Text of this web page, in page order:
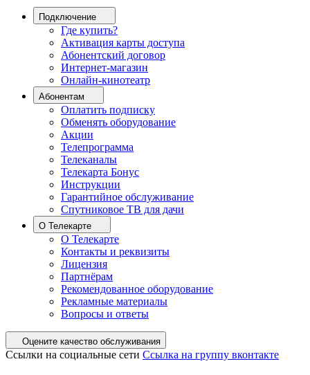
Подключение
Где купить?
Активация карты доступа
Абонентский договор
Интернет-магазин
Онлайн-кинотеатр
Абонентам
Оплатить подписку
Обменять оборудование
Акции
Телепрограмма
Телеканалы
Телекарта Бонус
Инструкции
Гарантийное обслуживание
Спутниковое ТВ для дачи
О Телекарте
О Телекарте
Контакты и реквизиты
Лицензия
Партнёрам
Рекомендованное оборудование
Рекламные материалы
Вопросы и ответы
Оцените качество обслуживания
Ссылки на социальные сети Ссылка на группу вконтакте